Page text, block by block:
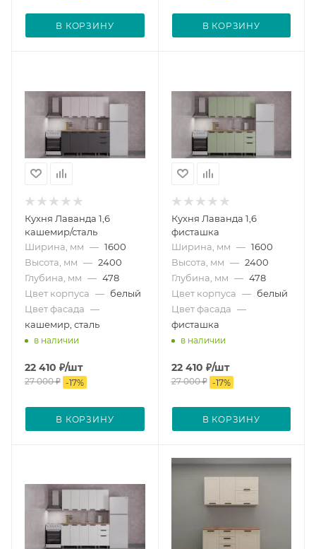
В КОРЗИНУ В КОРЗИНУ
Кухня Лаванда 1,6
кашемир/сталь
Ширина, мм — 1600
Высота, мм — 2400
Глубина, мм — 478
Цвет корпуса — белый
Цвет фасада —
кашемир, сталь
в наличии
22 410 ₽/шт
27 000₽ -17%
В КОРЗИНУ
Кухня Лаванда 1,6
фисташка
Ширина, мм — 1600
Высота, мм — 2400
Глубина, мм — 478
Цвет корпуса — белый
Цвет фасада —
фисташка
в наличии
22 410 ₽/шт
27 000₽ -17%
В КОРЗИНУ